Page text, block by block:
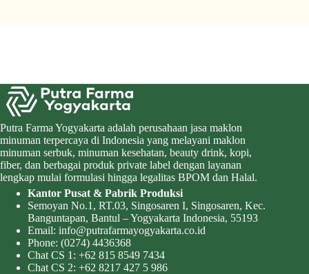
Putra Farma Yogyakarta adalah perusahaan jasa maklon
minuman terpercaya di Indonesia yang melayani maklon
minuman serbuk, minuman kesehatan, beauty drink, kopi,
fiber, dan berbagai produk private label dengan layanan
lengkap mulai formulasi hingga legalitas BPOM dan Halal.
Kantor Pusat & Pabrik Produksi
Semoyan No.1, RT.03, Singosaren I, Singosaren, Kec.
Banguntapan, Bantul – Yogyakarta Indonesia, 55193
Email: info@putrafarmayogyakarta.co.id
Phone: (0274) 4436368
Chat CS 1: +62 815 8549 7434
Chat CS 2: +62 8217 427 5 986